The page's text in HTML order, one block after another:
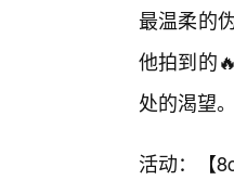
最温柔的
他拍到的
处的渴望。
活动：【